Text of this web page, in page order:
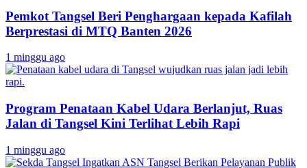
Pemkot Tangsel Beri Penghargaan kepada Kafilah
Berprestasi di MTQ Banten 2026
1 minggu ago
Program Penataan Kabel Udara Berlanjut, Ruas
Jalan di Tangsel Kini Terlihat Lebih Rapi
1 minggu ago